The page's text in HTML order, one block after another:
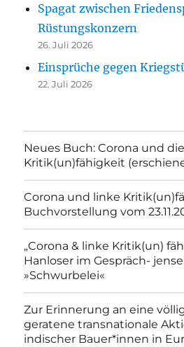
Spagat zwischen
Rüstungskonzern
26. Juli 2026
Einsprüche gegen
22. Juli 2026
Neues Buch: Corona und
Kritik(un)fähigkeit
Corona und linke
Buchvorstellung vom
„Corona & linke Kritik(un)
Hanloser im Gespräch-
»Schwurbelei«
Zur Erinnerung an eine
geratene transnationale
indischer Bauer*innen in